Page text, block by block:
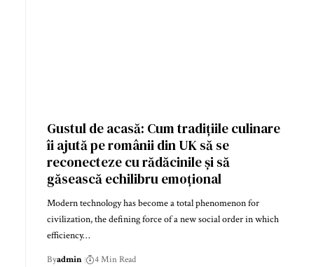
Gustul de acasă: Cum tradițiile culinare
îi ajută pe românii din UK să se
reconecteze cu rădăcinile și să
găsească echilibru emoțional
Modern technology has become a total phenomenon for
civilization, the defining force of a new social order in which
efficiency…
Byadmin 4 Min Read